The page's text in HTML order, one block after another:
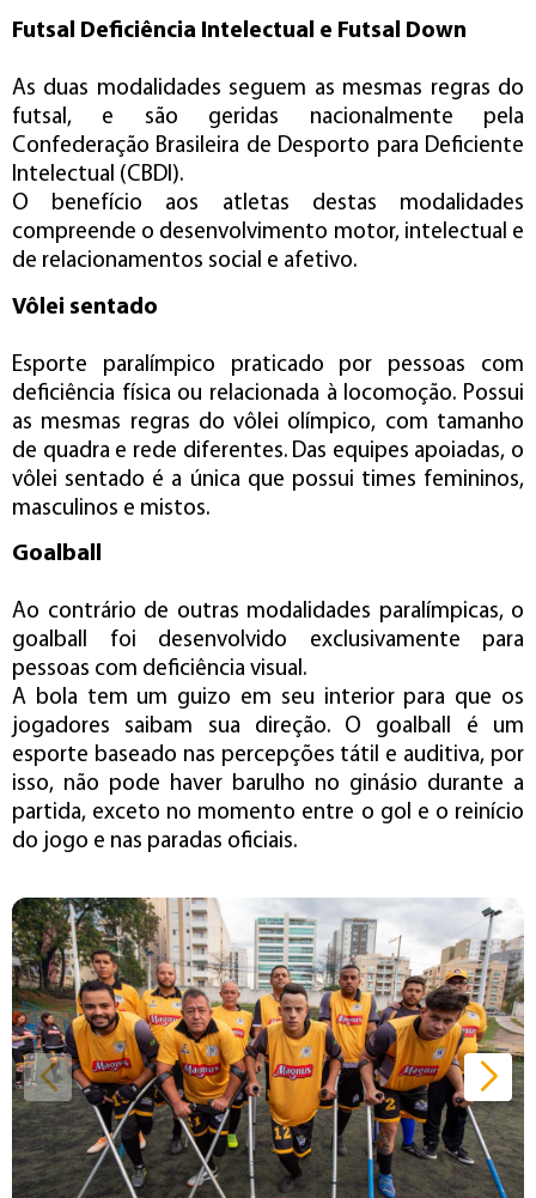
Futsal Deficiência Intelectual e Futsal Down
As duas modalidades seguem as mesmas regras do
futsal, e são geridas nacionalmente pela
Confederação Brasileira de Desporto para Deficiente
Intelectual (CBDI).
O benefício aos atletas destas modalidades
compreende o desenvolvimento motor, intelectual e
de relacionamentos social e afetivo.
Vôlei sentado
Esporte paralímpico praticado por pessoas com
deficiência física ou relacionada à locomoção. Possui
as mesmas regras do vôlei olímpico, com tamanho
de quadra e rede diferentes. Das equipes apoiadas, o
vôlei sentado é a única que possui times femininos,
masculinos e mistos.
Goalball
Ao contrário de outras modalidades paralímpicas, o
goalball foi desenvolvido exclusivamente para
pessoas com deficiência visual.
A bola tem um guizo em seu interior para que os
jogadores saibam sua direção. O goalball é um
esporte baseado nas percepções tátil e auditiva, por
isso, não pode haver barulho no ginásio durante a
partida, exceto no momento entre o gol e o reinício
do jogo e nas paradas oficiais.
Início da galeria de imagens.